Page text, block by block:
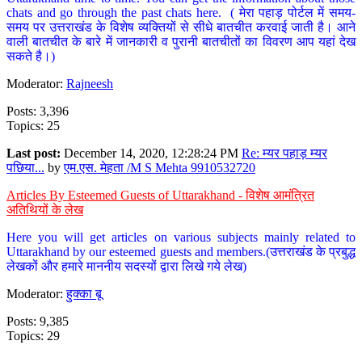
chats and go through the past chats here. ( मेरा पहाड़ पोर्टल में समय-
समय पर उत्तराखंड के विशेष व्यक्तियों से सीधे बातचीत करवाई जाती है। आने
वाली बातचीत के बारे में जानकारी व पुरानी बातचीतों का विवरण आप यहां देख
सकते है।)
Moderator: Rajneesh
Posts: 3,396
Topics: 25
Last post: December 14, 2020, 12:28:24 PM Re: म्यर पहाड़ म्यर
पछिया... byएम.एस. मेहता /M S Mehta 9910532720
Articles By Esteemed Guests of Uttarakhand - विशेष आमंत्रित
अतिथियों के लेख
Here you will get articles on various subjects mainly related to
Uttarakhand by our esteemed guests and members.(उत्तराखंड के प्रबुद्ध
लेखकों और हमारे माननीय सदस्यों द्वारा लिखे गये लेख)
Moderator:हुक्का बू
Posts: 9,385
Topics: 29